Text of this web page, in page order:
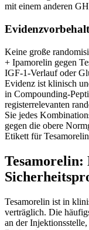
mit einem anderen
Evidenzvorbehalt
Keine große
+ Ipamorelin gegen
IGF-1-Verlauf oder
Evidenz ist klinisch
in Compounding-
registerrelevanten
Sie jedes
gegen die obere
Etikett für
Tesamorelin:
Tesamorelin ist in
verträglich. Die
an der